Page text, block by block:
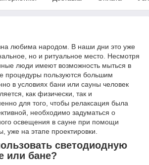
любима народом. В наши дни это уже
но и ритуальное место. Несмотря
люди имеют возможность мыться в
процедуры пользуются большим
в условиях бани или сауны человек
как физически, так и
для того, чтобы релаксация была
необходимо задуматься о
освещения в сауне при помощи
уже на этапе проектировки.
светодиодную
или бане?